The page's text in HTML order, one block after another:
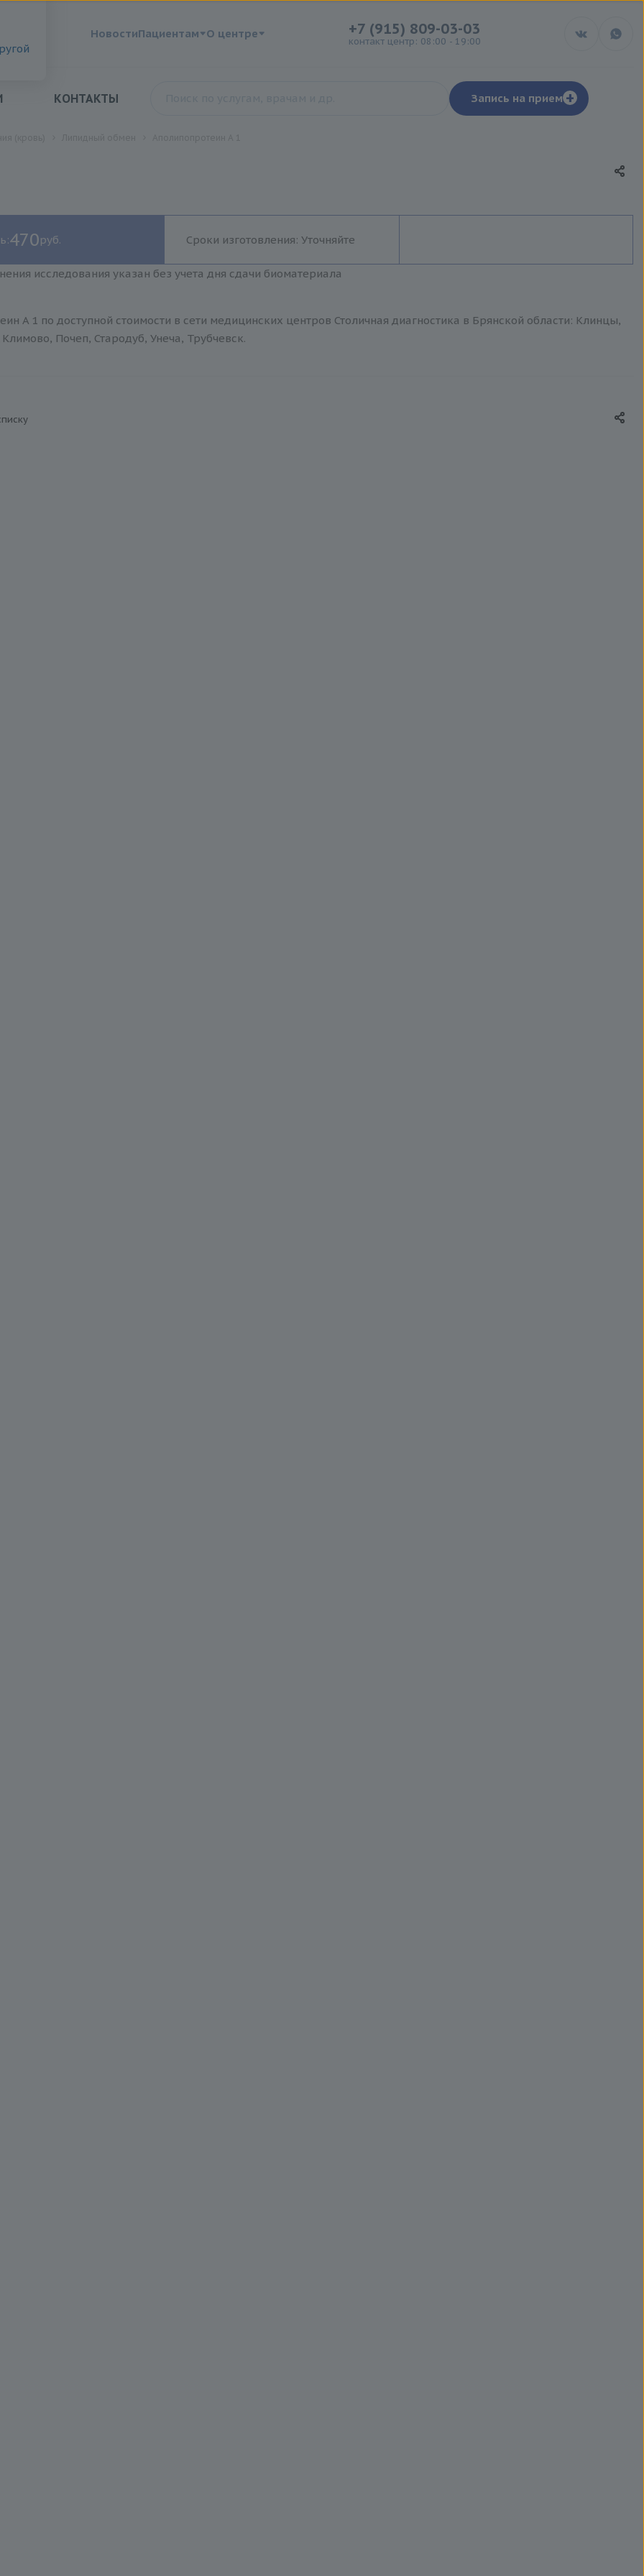
НовостиПациентам О центре +7 (915) 809-03-03
контакт центр: 08:00 - 19:00
КОНТАКТЫ Запись на прием +
470руб. Сроки изготовления: Уточняйте
исследования указан без учета дня сдачи биоматериала
A 1 по доступной стоимости в сети медицинских центров Столичная диагностика в Брянской области: Клинцы,
Почеп, Стародуб, Унеча, Трубчевск.